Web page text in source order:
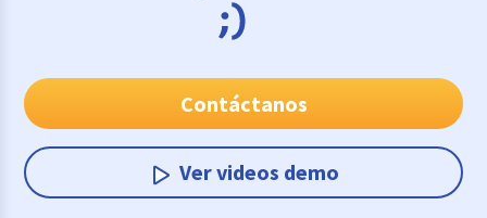
Contáctanos
Ver videos demo